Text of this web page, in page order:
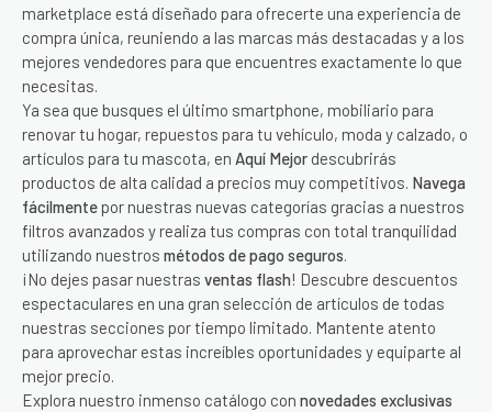
marketplace está diseñado para ofrecerte una experiencia de
compra única, reuniendo a las marcas más destacadas y a los
mejores vendedores para que encuentres exactamente lo que
necesitas.
Ya sea que busques el último smartphone, mobiliario para
renovar tu hogar, repuestos para tu vehículo, moda y calzado, o
artículos para tu mascota, en Aquí Mejor descubrirás
productos de alta calidad a precios muy competitivos. Navega
fácilmente por nuestras nuevas categorías gracias a nuestros
filtros avanzados y realiza tus compras con total tranquilidad
utilizando nuestros métodos de pago seguros.
¡No dejes pasar nuestras ventas flash! Descubre descuentos
espectaculares en una gran selección de artículos de todas
nuestras secciones por tiempo limitado. Mantente atento
para aprovechar estas increíbles oportunidades y equiparte al
mejor precio.
Explora nuestro inmenso catálogo con novedades exclusivas